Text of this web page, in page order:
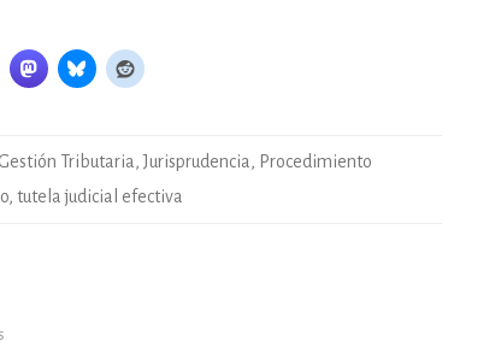
Gestión Tributaria ,Jurisprudencia , Procedimiento
, tutela judicial efectiva